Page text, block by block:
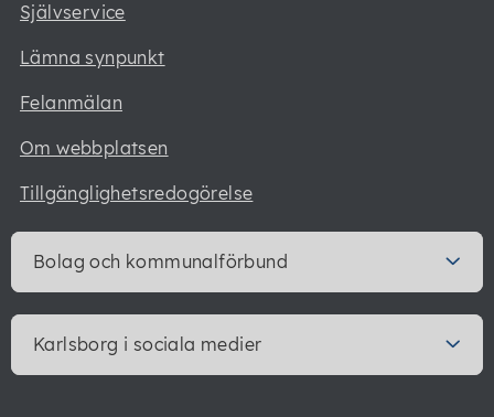
Självservice
Lämna synpunkt
Felanmälan
Om webbplatsen
Tillgänglighetsredogörelse
Bolag och kommunalförbund
Karlsborg i sociala medier